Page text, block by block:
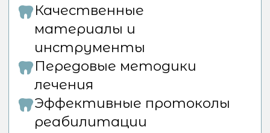
телефону или оставив заявку
на сайте. Мы подберем удобное
время для Вашего приема.
ВАЖНО!
Есть противопоказания. Не
применяйте информацию
со страницы как инструкцию
для самолечения или